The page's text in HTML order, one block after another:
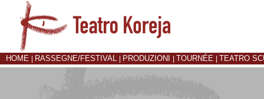
HOME RASSEGNE/FESTIVAL PRODUZIONI TOURNÉE TEATRO